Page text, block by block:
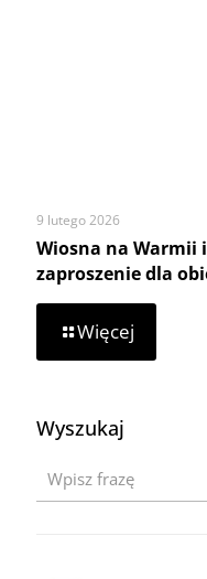
9 lutego 2026
Wiosna na Warmii
zaproszenie dla
Więcej
Wiosna
–
Wyszukaj